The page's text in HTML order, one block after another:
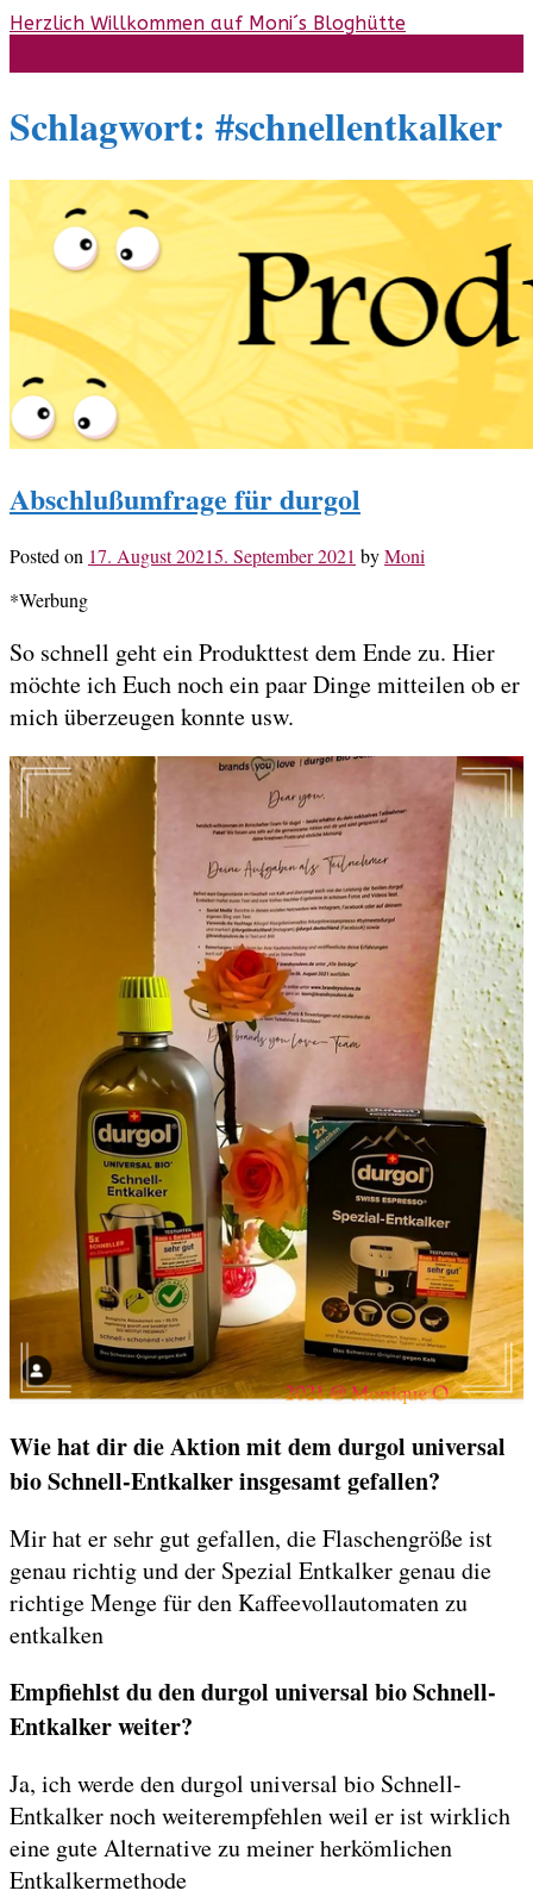
Skip
content
Herzlich Willkommen auf Moni´s Bloghütte
Schlagwort: #schnellentkalker
Abschlußumfrage für durgol
Posted on 17. August 20215. September 2021 byMoni
*Werbung
So schnell geht ein Produkttest dem Ende zu. Hier
möchte ich Euch noch ein paar Dinge mitteilen ob er
mich überzeugen konnte usw.
Wie hat dir die Aktion mit dem durgol universal
bio Schnell-Entkalker insgesamt gefallen?
Mir hat er sehr gut gefallen, die Flaschengröße ist
genau richtig und der Spezial Entkalker genau die
richtige Menge für den Kaffeevollautomaten zu
entkalken
Empfiehlst du den durgol universal bio Schnell-
Entkalker weiter?
Ja, ich werde den durgol universal bio Schnell-
Entkalker noch weiterempfehlen weil er ist wirklich
eine gute Alternative zu meiner herkömlichen
Entkalkermethode